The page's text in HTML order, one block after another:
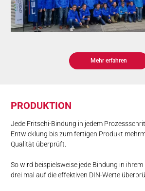
Mehr erfahren
PRO­DUK­TION
Jede Fritschi-Bindung in jedem
Entwicklung bis zum fertigen Produkt
Qualität überprüft.
So wird beispielsweise jede Bindung in
drei mal auf die effektiven DIN-Werte